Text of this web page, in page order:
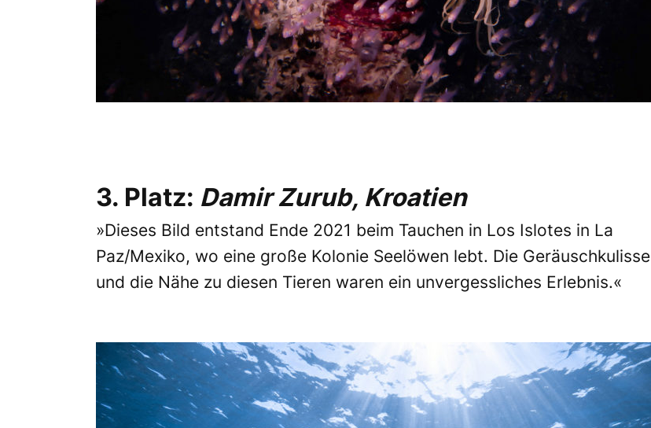
3. Platz: Damir Zurub, Kroatien
»Dieses Bild entstand Ende 2021 beim Tauchen in Los Islotes in La
Paz/Mexiko, wo eine große Kolonie Seelöwen lebt. Die Geräuschkulisse
und die Nähe zu diesen Tieren waren ein unvergessliches Erlebnis.«